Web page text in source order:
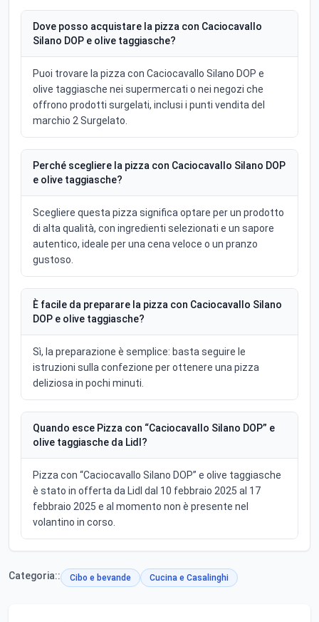
Dove posso acquistare la pizza con Caciocavallo
Silano DOP e olive taggiasche?
Puoi trovare la pizza con Caciocavallo Silano DOP e
olive taggiasche nei supermercati o nei negozi che
offrono prodotti surgelati, inclusi i punti vendita del
marchio 2 Surgelato.
Perché scegliere la pizza con Caciocavallo Silano DOP
e olive taggiasche?
Scegliere questa pizza significa optare per un prodotto
di alta qualità, con ingredienti selezionati e un sapore
autentico, ideale per una cena veloce o un pranzo
gustoso.
È facile da preparare la pizza con Caciocavallo Silano
DOP e olive taggiasche?
Sì, la preparazione è semplice: basta seguire le
istruzioni sulla confezione per ottenere una pizza
deliziosa in pochi minuti.
Quando esce Pizza con “Caciocavallo Silano DOP” e
olive taggiasche da Lidl?
Pizza con “Caciocavallo Silano DOP” e olive taggiasche
è stato in offerta da Lidl dal 10 febbraio 2025 al 17
febbraio 2025 e al momento non è presente nel
volantino in corso.
Categoria:: Cibo e bevande Cucina e Casalinghi